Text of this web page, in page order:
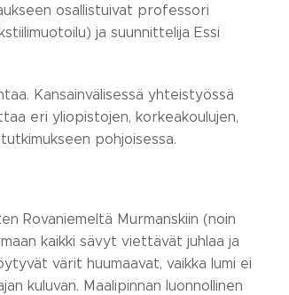
osallistuivat professori
ja suunnittelija Essi
Kansainvälisessä yhteistyössä
eri yliopistojen, korkeakoulujen,
pohjoisessa.
Rovaniemeltä Murmanskiin (noin
kaikki sävyt viettävät juhlaa ja
värit huumaavat, vaikka lumi ei
kuluvan. Maalipinnan luonnollinen